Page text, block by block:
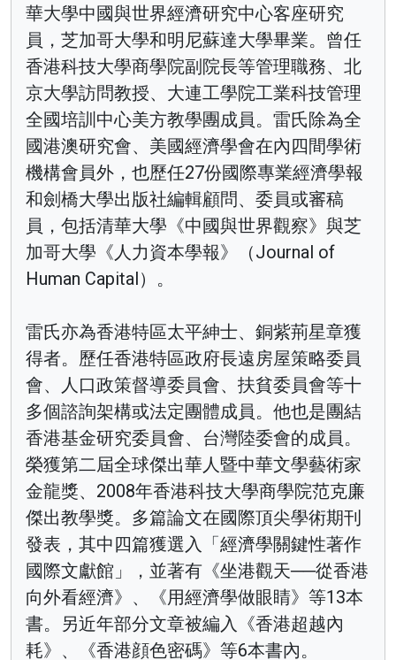
華大學中國與世界經濟研究中心客座研究
員，芝加哥大學和明尼蘇達大學畢業。曾任
香港科技大學商學院副院長等管理職務、北
京大學訪問教授、大連工學院工業科技管理
全國培訓中心美方教學團成員。雷氏除為全
國港澳研究會、美國經濟學會在內四間學術
機構會員外，也歷任27份國際專業經濟學報
和劍橋大學出版社編輯顧問、委員或審稿
員，包括清華大學《中國與世界觀察》與芝
加哥大學《人力資本學報》（Journal of
Human Capital）。
雷氏亦為香港特區太平紳士、銅紫荊星章獲
得者。歷任香港特區政府長遠房屋策略委員
會、人口政策督導委員會、扶貧委員會等十
多個諮詢架構或法定團體成員。他也是團結
香港基金研究委員會、台灣陸委會的成員。
榮獲第二屆全球傑出華人暨中華文學藝術家
金龍獎、2008年香港科技大學商學院范克廉
傑出教學獎。多篇論文在國際頂尖學術期刊
發表，其中四篇獲選入「經濟學關鍵性著作
國際文獻館」，並著有《坐港觀天──從香港
向外看經濟》、《用經濟學做眼睛》等13本
書。另近年部分文章被編入《香港超越內
耗》、《香港顔色密碼》等6本書內。